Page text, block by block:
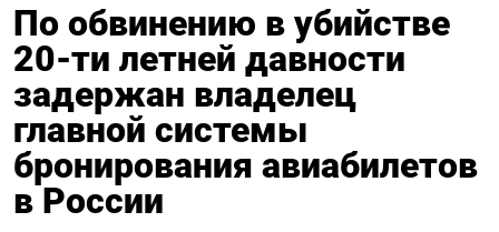
По обвинению в убийстве
20-ти летней давности
задержан владелец
главной системы
бронирования авиабилетов
в России